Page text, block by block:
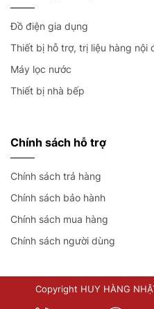
Đồ điện gia dụng
Thiết bị hỗ trợ, trị liệu hàng nội
Máy lọc nước
Thiết bị nhà bếp
Chính sách hỗ trợ
Chính sách trả hàng
Chính sách bảo hành
Chính sách mua hàng
Chính sách người dùng
Copyright HUY HÀNG